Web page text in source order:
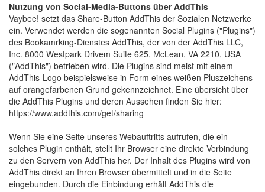
Nutzung von Social-Media-Buttons über AddThis
Vaybee! setzt das Share-Button AddThis der Sozialen Netzwerke
ein. Verwendet werden die sogenannten Social Plugins ("Plugins")
des Bookamrking-Dienstes AddThis, der von der AddThis LLC,
Inc. 8000 Westpark Drivem Suite 625, McLean, VA 2210, USA
("AddThis") betrieben wird. Die Plugins sind meist mit einem
AddThis-Logo beispielsweise in Form eines weißen Pluszeichens
auf orangefarbenen Grund gekennzeichnet. Eine übersicht über
die AddThis Plugins und deren Aussehen finden Sie hier:
https://www.addthis.com/get/sharing
Wenn Sie eine Seite unseres Webauftritts aufrufen, die ein
solches Plugin enthält, stellt Ihr Browser eine direkte Verbindung
zu den Servern von AddThis her. Der Inhalt des Plugins wird von
AddThis direkt an Ihren Browser übermittelt und in die Seite
eingebunden. Durch die Einbindung erhält AddThis die